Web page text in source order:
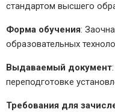
стандартом высшего
Форма обучения:
образовательных
Выдаваемый документ
переподготовке
Требования для